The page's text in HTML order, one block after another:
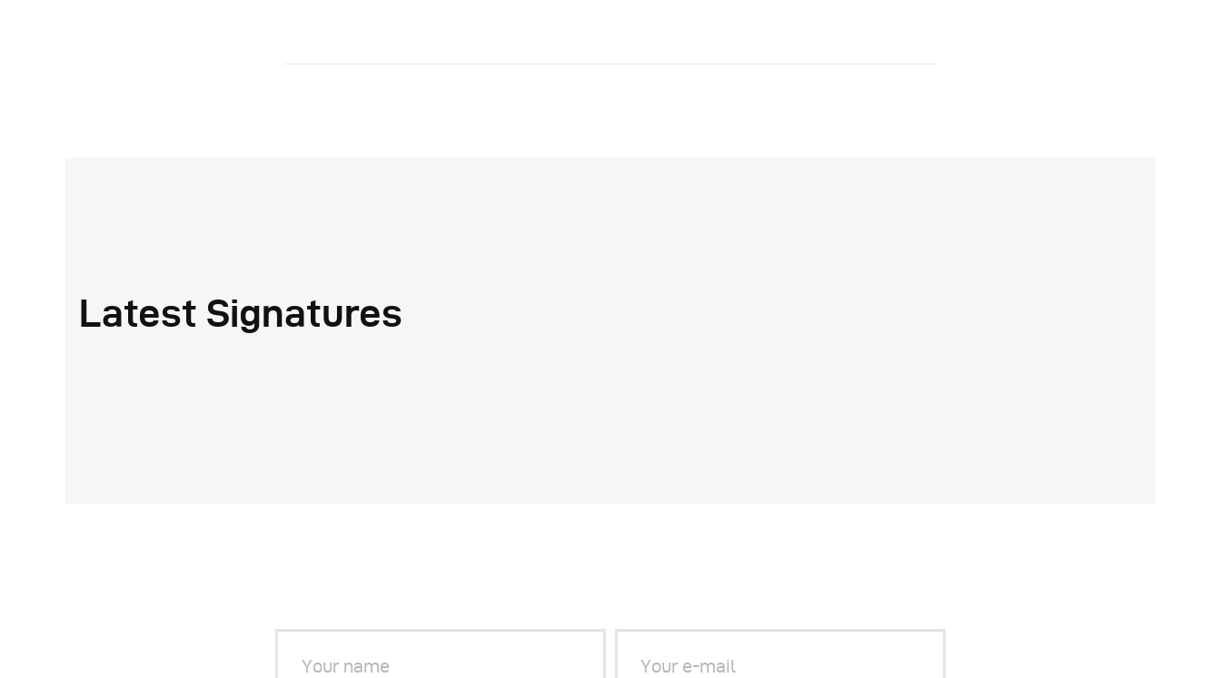
Latest Signatures